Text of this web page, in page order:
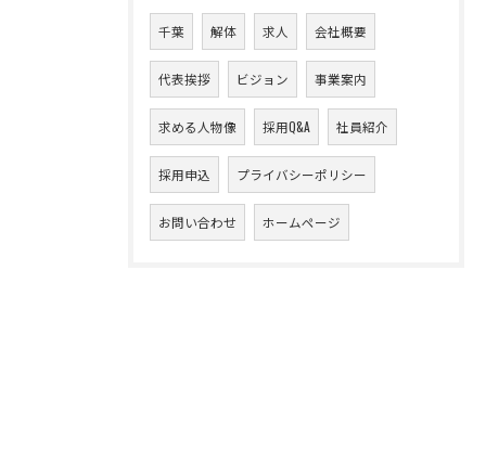
千葉 解体 求人 会社概要
代表挨拶 ビジョン 事業案内
求める人物像 採用Q&A 社員紹介
採用申込 プライバシーポリシー
お問い合わせ ホームページ